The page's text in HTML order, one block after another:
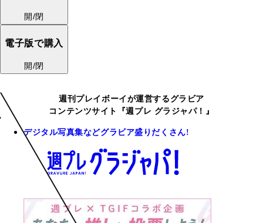
開/閉
電子版で購入
開/閉
週刊プレイボーイが運営するグラビア
コンテンツサイト『週プレ グラジャパ！』
デジタル写真集などグラビア盛りだくさん!